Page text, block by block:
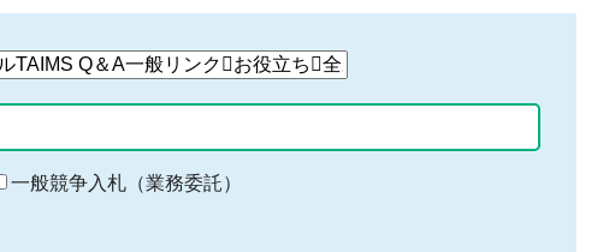
一般競争入札（業務委託）